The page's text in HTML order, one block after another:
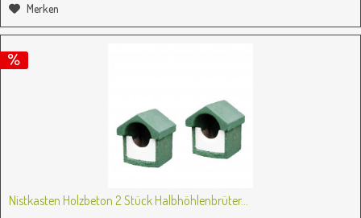
Merken
Nistkasten Holzbeton 2 Stück Halbhöhlenbrüter...